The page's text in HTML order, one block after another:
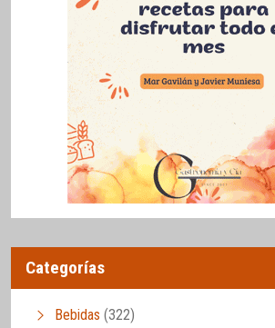
Categorías
Bebidas (322)